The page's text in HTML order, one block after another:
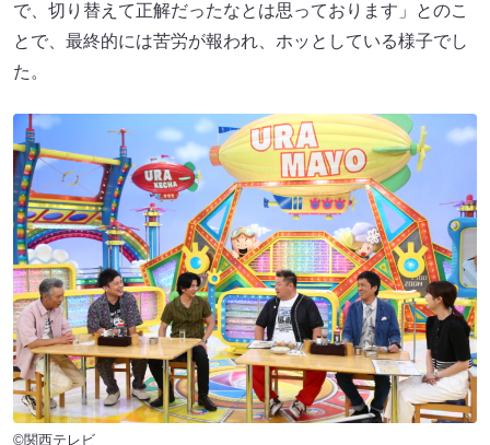
で、切り替えて正解だったなとは思っております」とのこ
とで、最終的には苦労が報われ、ホッとしている様子でし
た。
©関西テレビ